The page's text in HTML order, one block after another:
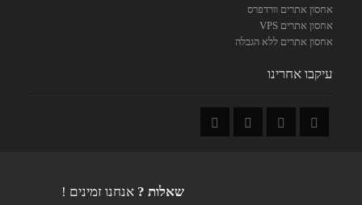
אחסון אתרים וורדפרס
אחסון אתרים VPS
אחסון אתרים ללא הגבלה
עיקבו אחרינו
שאלות ? אנחנו זמינים !